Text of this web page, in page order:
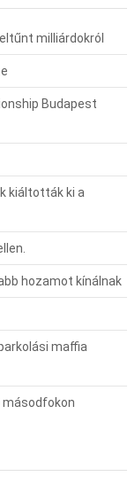
milliárdokról
Budapest
kiáltották ki a
hozamot kínálnak
maffia